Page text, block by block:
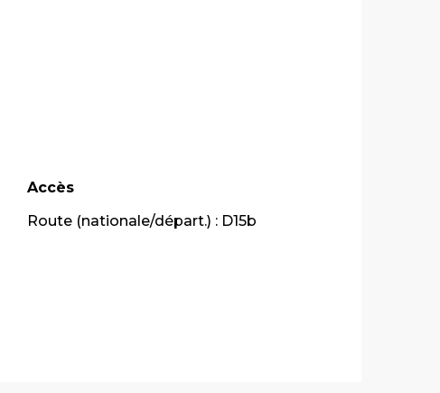
Accès
Accès
Route (nationale/départ.) : D15b